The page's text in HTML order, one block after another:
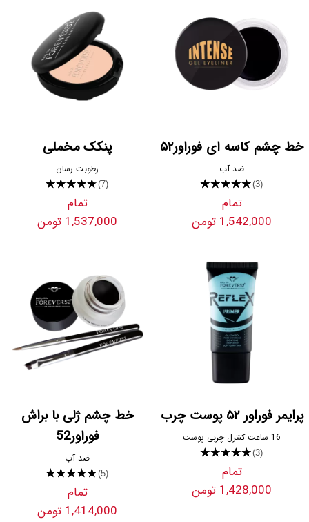
خط چشم کاسه ای فوراور۵۲
ضد آب
★★★★★(3)
تمام
1,542,000 تومن
پنکک مخملی
رطوبت رسان
★★★★★(7)
تمام
1,537,000 تومن
پرایمر فوراور ۵۲ پوست چرب
16 ساعت کنترل چربی پوست
★★★★★(3)
تمام
1,428,000 تومن
خط چشم ژلی با براش
فوراور52
ضد آب
★★★★★(5)
تمام
1,414,000 تومن